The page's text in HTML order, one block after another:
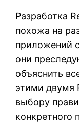
Разработка
похожа на
приложений
они
объяснить
этими двумя
выбору
конкретного